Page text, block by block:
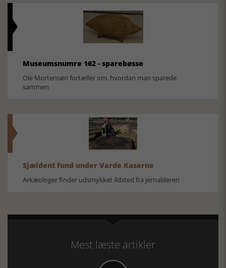
Museumsnumre 162 - sparebøsse
Ole Mortensøn fortæller om, hvordan man sparede
sammen
Sjældent fund under Varde Kaserne
Arkæologer finder udsmykket ildsted fra jernalderen
Mest læste artikler